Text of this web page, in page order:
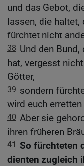
und das Gebot,
lassen, die haltet,
fürchtet nicht
38 Und den
hat, vergesst
Götter,
39 sondern
wird euch
40 Aber sie
ihren früheren
41 So fürchteten
dienten zugleich